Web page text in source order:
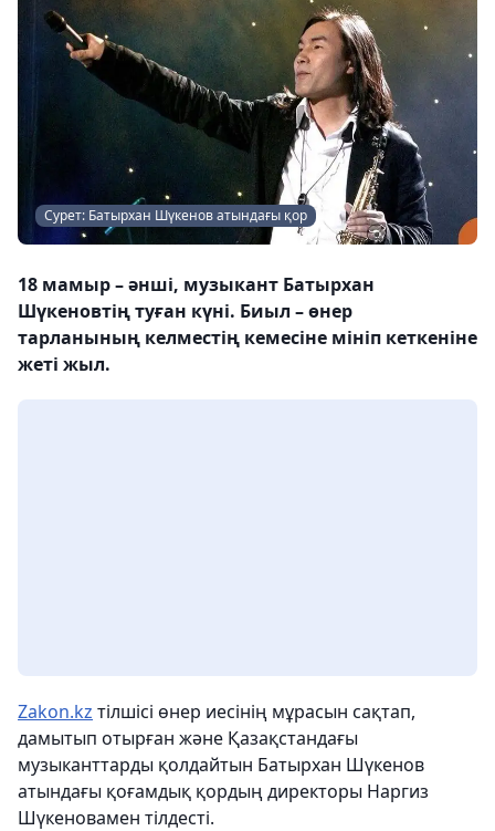
Сурет: Батырхан Шүкенов атындағы қор
18 мамыр – әнші, музыкант Батырхан
Шүкеновтің туған күні. Биыл – өнер
тарланының келместің кемесіне мініп кеткеніне
жеті жыл.
Zakon.kz тілшісі өнер иесінің мұрасын сақтап,
дамытып отырған және Қазақстандағы
музыканттарды қолдайтын Батырхан Шүкенов
атындағы қоғамдық қордың директоры Наргиз
Шүкеновамен тілдесті.